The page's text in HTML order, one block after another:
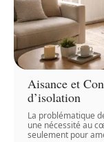
Aisance et
d’isolation
La problématique
une nécessité au
seulement pour